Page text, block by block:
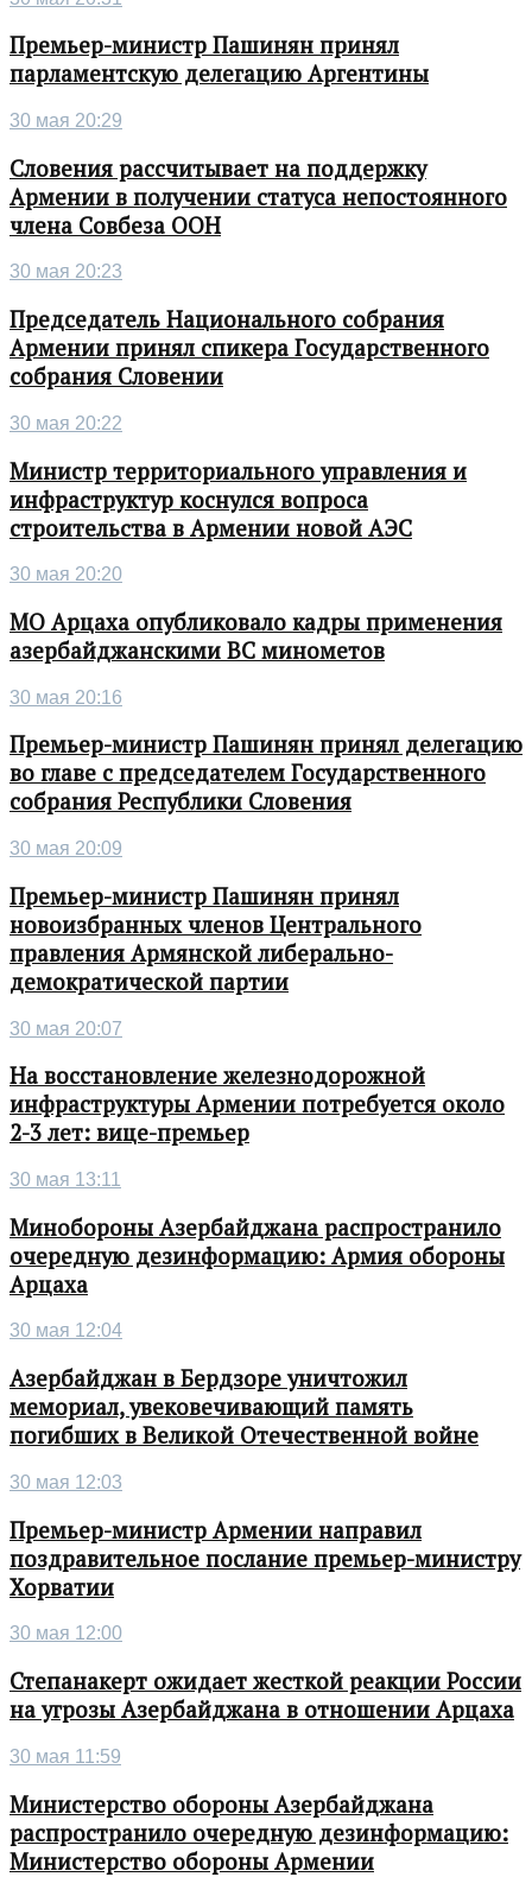
Премьер-министр Пашинян принял
парламентскую делегацию Аргентины
30 мая 20:29
Словения рассчитывает на поддержку
Армении в получении статуса непостоянного
члена Совбеза ООН
30 мая 20:23
Председатель Национального собрания
Армении принял спикера Государственного
собрания Словении
30 мая 20:22
Министр территориального управления и
инфраструктур коснулся вопроса
строительства в Армении новой АЭС
30 мая 20:20
МО Арцаха опубликовало кадры применения
азербайджанскими ВС минометов
30 мая 20:16
Премьер-министр Пашинян принял делегацию
во главе с председателем Государственного
собрания Республики Словения
30 мая 20:09
Премьер-министр Пашинян принял
новоизбранных членов Центрального
правления Армянской либерально-
демократической партии
30 мая 20:07
На восстановление железнодорожной
инфраструктуры Армении потребуется около
2-3 лет: вице-премьер
30 мая 13:11
Минобороны Азербайджана распространило
очередную дезинформацию: Армия обороны
Арцаха
30 мая 12:04
Азербайджан в Бердзоре уничтожил
мемориал, увековечивающий память
погибших в Великой Отечественной войне
30 мая 12:03
Премьер-министр Армении направил
поздравительное послание премьер-министру
Хорватии
30 мая 12:00
Степанакерт ожидает жесткой реакции России
на угрозы Азербайджана в отношении Арцаха
30 мая 11:59
Министерство обороны Азербайджана
распространило очередную дезинформацию:
Министерство обороны Армении